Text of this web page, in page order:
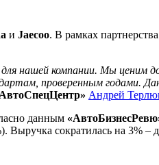
и Jaecoo. В рамках
нашей компании. Мы ценим
проверенным годами.
Андрей
данным
Выручка сократилась на 3% –